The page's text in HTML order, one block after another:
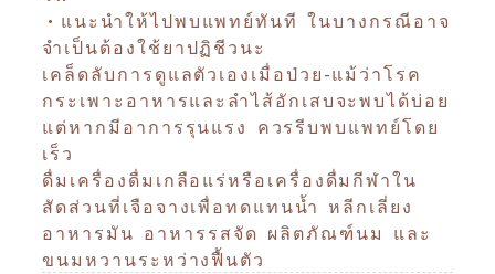
•แนะนำให้ไปพบแพทย์ทันที ในบางกรณีอาจ
จำเป็นต้องใช้ยาปฏิชีวนะ
เคล็ดลับการดูแลตัวเองเมื่อป่วย-แม้ว่าโรค
กระเพาะอาหารและลำไส้อักเสบจะพบได้บ่อย
แต่หากมีอาการรุนแรง ควรรีบพบแพทย์โดย
เร็ว
ดื่มเครื่องดื่มเกลือแร่หรือเครื่องดื่มกีฬาใน
สัดส่วนที่เจือจางเพื่อทดแทนน้ำ หลีกเลี่ยง
อาหารมัน อาหารรสจัด ผลิตภัณฑ์นม และ
ขนมหวานระหว่างฟื้นตัว